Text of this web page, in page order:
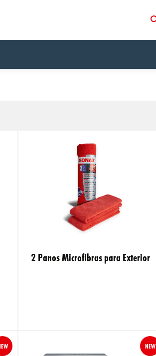
2 Panos Microfibras para Exterior
NEW